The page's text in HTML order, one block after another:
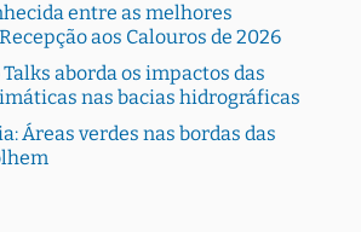
entre as melhores
aos Calouros de 2026
aborda os impactos das
nas bacias hidrográficas
Áreas verdes nas bordas das